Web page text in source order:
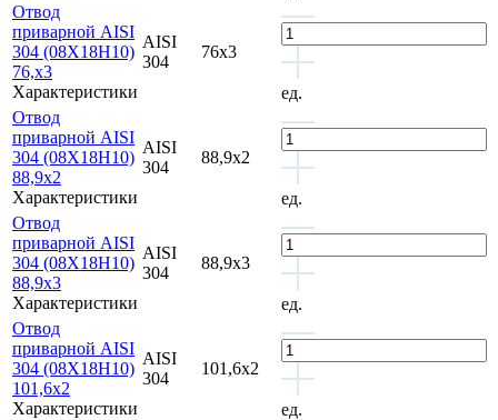
Отвод
приварной AISI
304 (08Х18Н10)
76,х3
Характеристики
AISI
304
76х3
ед.
Отвод
приварной AISI
304 (08Х18Н10)
88,9х2
Характеристики
AISI
304
88,9х2
ед.
Отвод
приварной AISI
304 (08Х18Н10)
88,9х3
Характеристики
AISI
304
88,9х3
ед.
Отвод
приварной AISI
304 (08Х18Н10)
101,6х2
Характеристики
AISI
304
101,6х2
ед.